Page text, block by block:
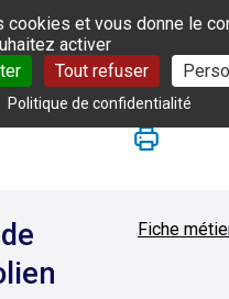
des cookies
cookies et vous donne le
activer
Tout refuser
Politique de confidentialité
Fiche